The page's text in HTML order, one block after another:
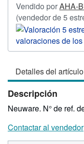
Vendido porAHA-
(vendedor de 5
Detalles del artículo
Descripción
Neuware. N° de ref.
Contactar al vendedor